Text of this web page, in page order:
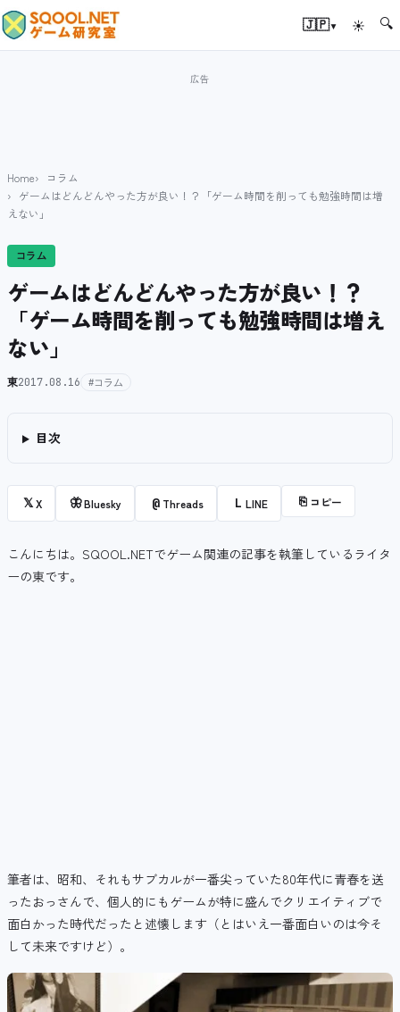
🇯🇵▾ ☀ 🔍
Home
コラム
ゲームはどんどんやった方が良い！？「ゲーム時間を削っても勉強時間は増
えない」
コラム
ゲームはどんどんやった方が良い！？
「ゲーム時間を削っても勉強時間は増え
ない」
東2017.08.16 #コラム
目次
𝕏X 🦋Bluesky @ Threads L LINE ⎘ コピー
こんにちは。SQOOL.NETでゲーム関連の記事を執筆しているライタ
ーの東です。
筆者は、昭和、それもサブカルが一番尖っていた80年代に青春を送
ったおっさんで、個人的にもゲームが特に盛んでクリエイティブで
面白かった時代だったと述懐します（とはいえ一番面白いのは今そ
して未来ですけど）。